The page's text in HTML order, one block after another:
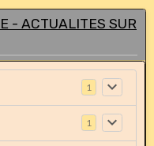
- ACTUALITES SUR
1
1